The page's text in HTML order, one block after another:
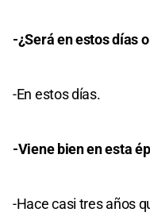
-¿Será en estos días
-En estos días.
-Viene bien en esta
-Hace casi tres años